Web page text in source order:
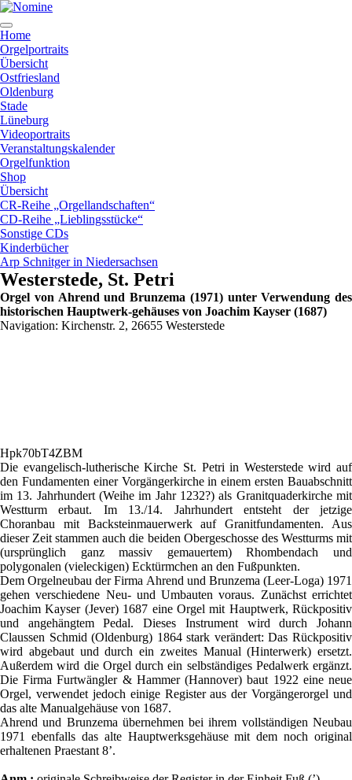
Zum
Inhalt
springen
Home
Orgelportraits
Übersicht
Ostfriesland
Oldenburg
Stade
Lüneburg
Videoportraits
Veranstaltungskalender
Orgelfunktion
Shop
Übersicht
CR-Reihe „Orgellandschaften“
CD-Reihe „Lieblingsstücke“
Sonstige CDs
Kinderbücher
Arp Schnitger in Niedersachsen
Westerstede, St. Petri
Orgel von Ahrend und Brunzema (1971) unter Verwendung des
historischen Hauptwerk-gehäuses von Joachim Kayser (1687)
Navigation: Kirchenstr. 2, 26655 Westerstede
Hpk70bT4ZBM
Die evangelisch-lutherische Kirche St. Petri in Westerstede wird auf
den Fundamenten einer Vorgängerkirche in einem ersten Bauabschnitt
im 13. Jahrhundert (Weihe im Jahr 1232?) als Granitquaderkirche mit
Westturm erbaut. Im 13./14. Jahrhundert entsteht der jetzige
Choranbau mit Backsteinmauerwerk auf Granitfundamenten. Aus
dieser Zeit stammen auch die beiden Obergeschosse des Westturms mit
(ursprünglich ganz massiv gemauertem) Rhombendach und
polygonalen (vieleckigen) Ecktürmchen an den Fußpunkten.
Dem Orgelneubau der Firma Ahrend und Brunzema (Leer-Loga) 1971
gehen verschiedene Neu- und Umbauten voraus. Zunächst errichtet
Joachim Kayser (Jever) 1687 eine Orgel mit Hauptwerk, Rückpositiv
und angehängtem Pedal. Dieses Instrument wird durch Johann
Claussen Schmid (Oldenburg) 1864 stark verändert: Das Rückpositiv
wird abgebaut und durch ein zweites Manual (Hinterwerk) ersetzt.
Außerdem wird die Orgel durch ein selbständiges Pedalwerk ergänzt.
Die Firma Furtwängler & Hammer (Hannover) baut 1922 eine neue
Orgel, verwendet jedoch einige Register aus der Vorgängerorgel und
das alte Manualgehäuse von 1687.
Ahrend und Brunzema übernehmen bei ihrem vollständigen Neubau
1971 ebenfalls das alte Hauptwerksgehäuse mit dem noch original
erhaltenen Praestant 8’.